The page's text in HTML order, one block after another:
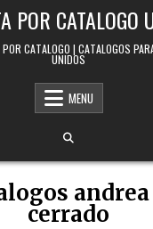
POR CATALOGO
CATALOGO | CATALOGOS
UNIDOS
MENU
cerrado